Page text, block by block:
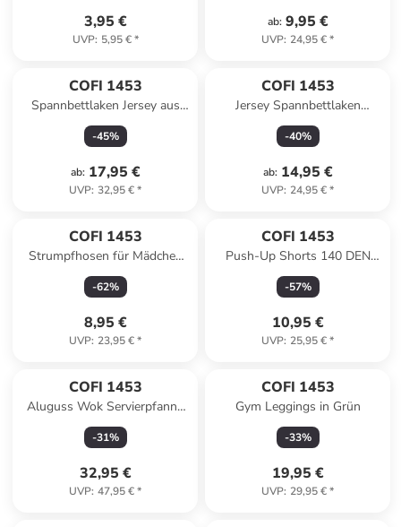
3,95 €
UVP: 5,95 €*
ab: 9,95 €
UVP: 24,95 €*
COFI 1453
Spannbettlaken Jersey aus
100% Baumwolle in Weiß
-45%
ab: 17,95 €
UVP: 32,95 €*
COFI 1453
Jersey Spannbettlaken
Spannbetttuch 100%
Baumwolle Bettlaken
-40%
ab: 14,95 €
UVP: 24,95 €*
COFI 1453
Strumpfhosen für Mädchen
bequeme Strümpfe aus
Mikrofaser in Weiß
-62%
8,95 €
UVP: 23,95 €*
COFI 1453
Push-Up Shorts 140 DEN
formgebende, elastische Short
in Schwarz
-57%
10,95 €
UVP: 25,95 €*
COFI 1453
Aluguss Wok Servierpfanne
Ø32cm in Beige
-31%
32,95 €
UVP: 47,95 €*
COFI 1453
Gym Leggings in Grün
-33%
19,95 €
UVP: 29,95 €*